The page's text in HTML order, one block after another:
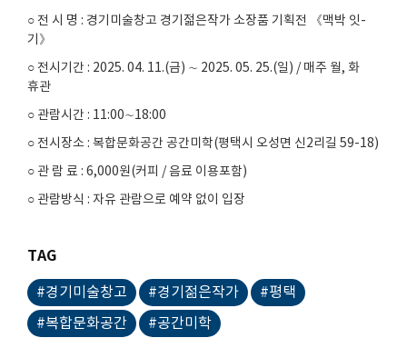
○ 전 시 명 : 경기미술창고 경기젊은작가 소장품 기획전 《맥박 잇-
기》
○ 전시기간 : 2025. 04. 11.(금) ∼ 2025. 05. 25.(일) / 매주 월, 화
휴관
○ 관람시간 : 11:00∼18:00
○ 전시장소 : 복합문화공간 공간미학(평택시 오성면 신2리길 59-18)
○ 관 람 료 : 6,000원(커피 / 음료 이용포함)
○ 관람방식 : 자유 관람으로 예약 없이 입장
TAG
#경기미술창고 #경기젊은작가
#평택
#복합문화공간
#공간미학